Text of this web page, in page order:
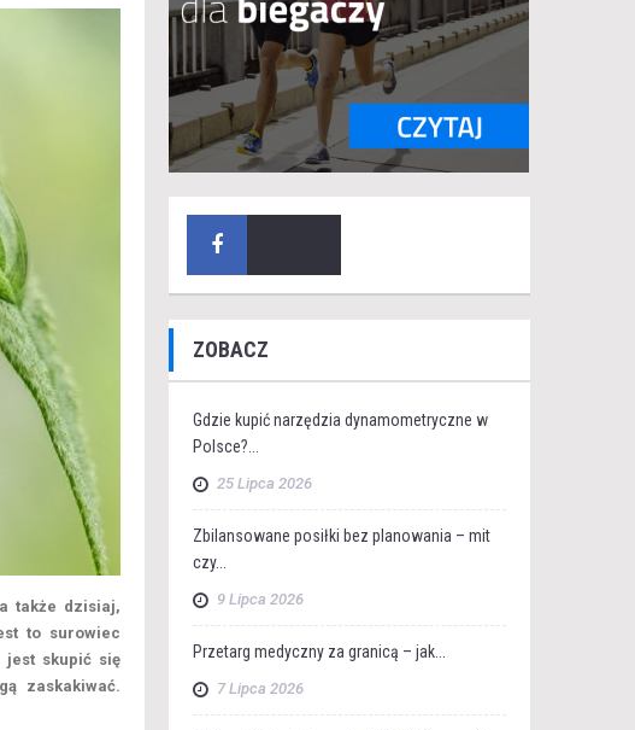
także dzisiaj,
to surowiec
jest skupić się
zaskakiwać.
ZOBACZ
Gdzie kupić narzędzia dynamometryczne w
Polsce?...
25 Lipca 2026
Zbilansowane posiłki bez planowania – mit
czy...
9 Lipca 2026
Przetarg medyczny za granicą – jak...
7 Lipca 2026